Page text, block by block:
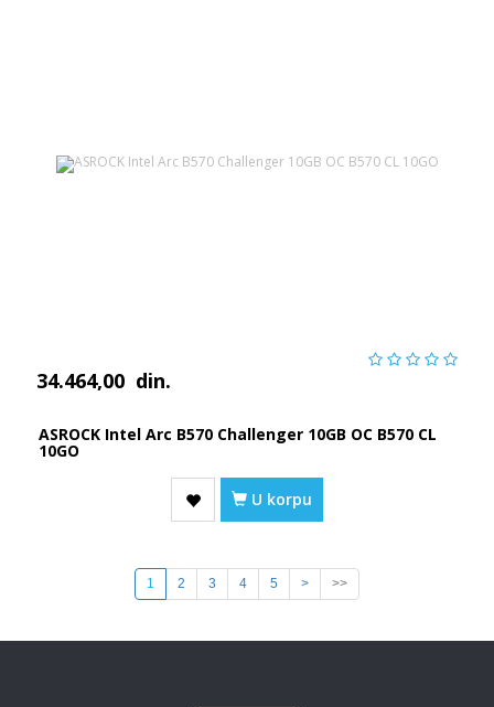
34.464,00 din.
ASROCK Intel Arc B570 Challenger 10GB OC B570 CL
10GO
U korpu
1 2 3 4 5 > >>